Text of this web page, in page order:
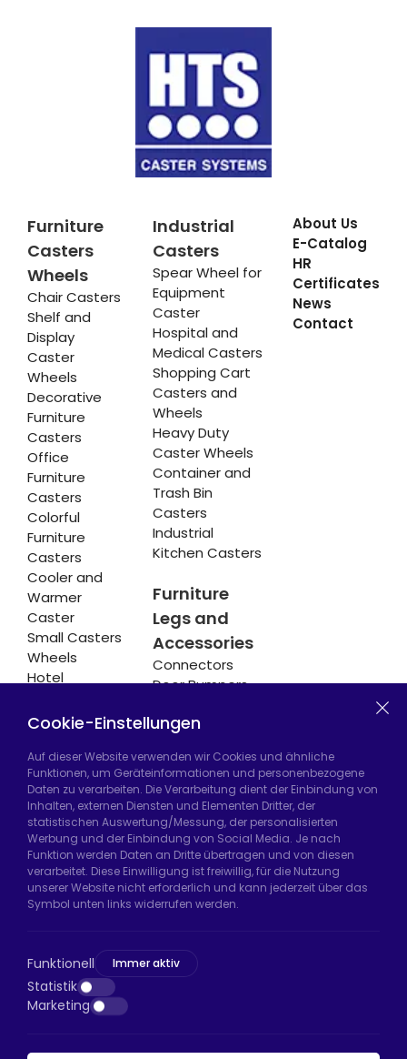
Furniture
Casters
Wheels
Chair Casters
Shelf and
Display
Caster
Wheels
Decorative
Furniture
Casters
Office
Furniture
Casters
Colorful
Furniture
Casters
Cooler and
Warmer
Caster
Small Casters
Wheels
Hotel
Casters
Industrial
Casters
Spear Wheel for
Equipment
Caster
Hospital and
Medical Casters
Shopping Cart
Casters and
Wheels
Heavy Duty
Caster Wheels
Container and
Trash Bin
Casters
Industrial
Kitchen Casters
Furniture
Legs and
Accessories
Connectors
Door Bumpers
About Us
E-Catalog
HR
Certificates
News
Contact
Hadımköy Fabrik:Atatürk Sanayi Bölgesi,
Uzunçayır Caddesi, No:11 Hadımköy, 34555
Arnavutköy/İstanbul
Telefon: +90 212 640 66 46
E-Mail: export@htsteker.com
D:a, 34045 Bayrampaşa/İstanbul
Telefon:+90 530 044 64 87
E-Mail: info@htsteker.com
Cookie-Einstellungen
Auf dieser Website verwenden wir Cookies und ähnliche
Funktionen, um Geräteinformationen und personenbezogene
Daten zu verarbeiten. Die Verarbeitung dient der Einbindung von
Inhalten, externen Diensten und Elementen Dritter, der
statistischen Auswertung/Messung, der personalisierten
Werbung und der Einbindung von Social Media. Je nach
Funktion werden Daten an Dritte übertragen und von diesen
verarbeitet. Diese Einwilligung ist freiwillig, für die Nutzung
unserer Website nicht erforderlich und kann jederzeit über das
Symbol unten links widerrufen werden.
Funktionell Immer aktiv
Statistik
Marketing